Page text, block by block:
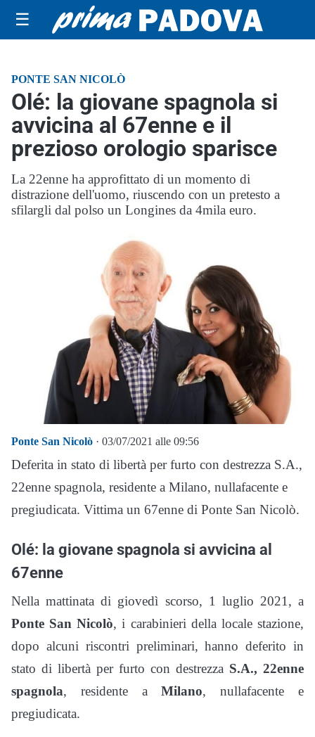
☰
PONTE SAN NICOLÒ
Olé: la giovane spagnola si
avvicina al 67enne e il
prezioso orologio sparisce
La 22enne ha approfittato di un momento di
distrazione dell'uomo, riuscendo con un pretesto a
sfilargli dal polso un Longines da 4mila euro.
Ponte San Nicolò · 03/07/2021 alle 09:56
Deferita in stato di libertà per furto con destrezza S.A.,
22enne spagnola, residente a Milano, nullafacente e
pregiudicata. Vittima un 67enne di Ponte San Nicolò.
Olé: la giovane spagnola si avvicina al
67enne
Nella mattinata di giovedì scorso, 1 luglio 2021, a
Ponte San Nicolò, i carabinieri della locale stazione,
dopo alcuni riscontri preliminari, hanno deferito in
stato di libertà per furto con destrezza S.A., 22enne
spagnola, residente aMilano, nullafacente e
pregiudicata.